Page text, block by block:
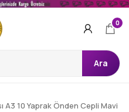
Ara
0
A3 10 Yaprak Önden Cepli Mavi